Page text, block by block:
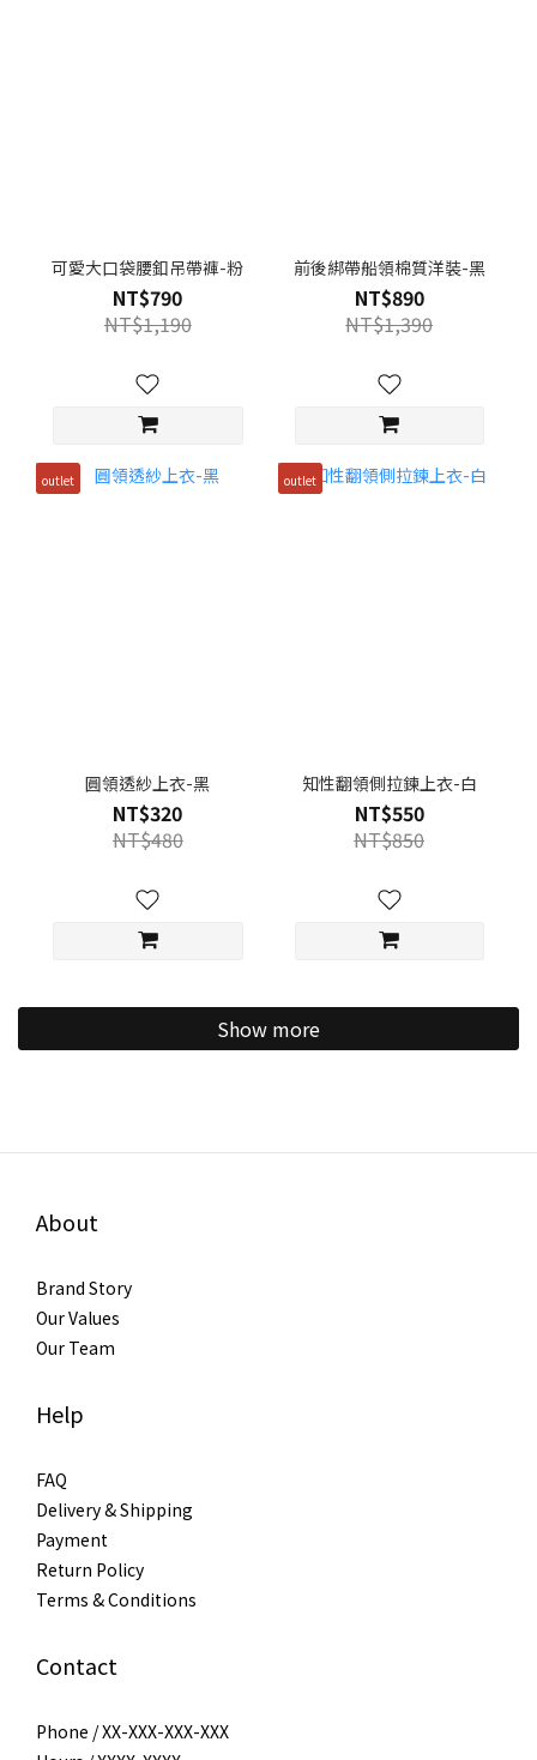
可愛大口袋腰釦吊帶褲-粉
NT$790
NT$1,190
前後綁帶船領棉質洋裝-黑
NT$890
NT$1,390
outlet
圓領透紗上衣-黑
NT$320
NT$480
outlet
知性翻領側拉鍊上衣-白
NT$550
NT$850
Show more
About
Brand Story
Our Values
Our Team
Help
FAQ
Delivery & Shipping
Payment
Return Policy
Terms & Conditions
Contact
Phone / XX-XXX-XXX-XXX